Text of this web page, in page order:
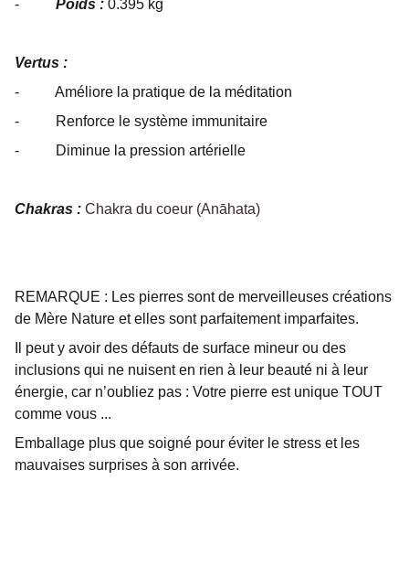
- Poids : 0.395 kg
Vertus :
- Améliore la pratique de la méditation
-
Renforce le système immunitaire
- Diminue la pression artérielle
Chakras : Chakra du coeur (Anāhata)
REMARQUE : Les pierres sont de merveilleuses créations
de Mère Nature et elles sont parfaitement imparfaites.
Il peut y avoir des défauts de surface mineur ou des
inclusions qui ne nuisent en rien à leur beauté ni à leur
énergie, car n’oubliez pas : Votre pierre est unique TOUT
comme vous ...
Emballage plus que soigné pour éviter le stress et les
mauvaises surprises à son arrivée.